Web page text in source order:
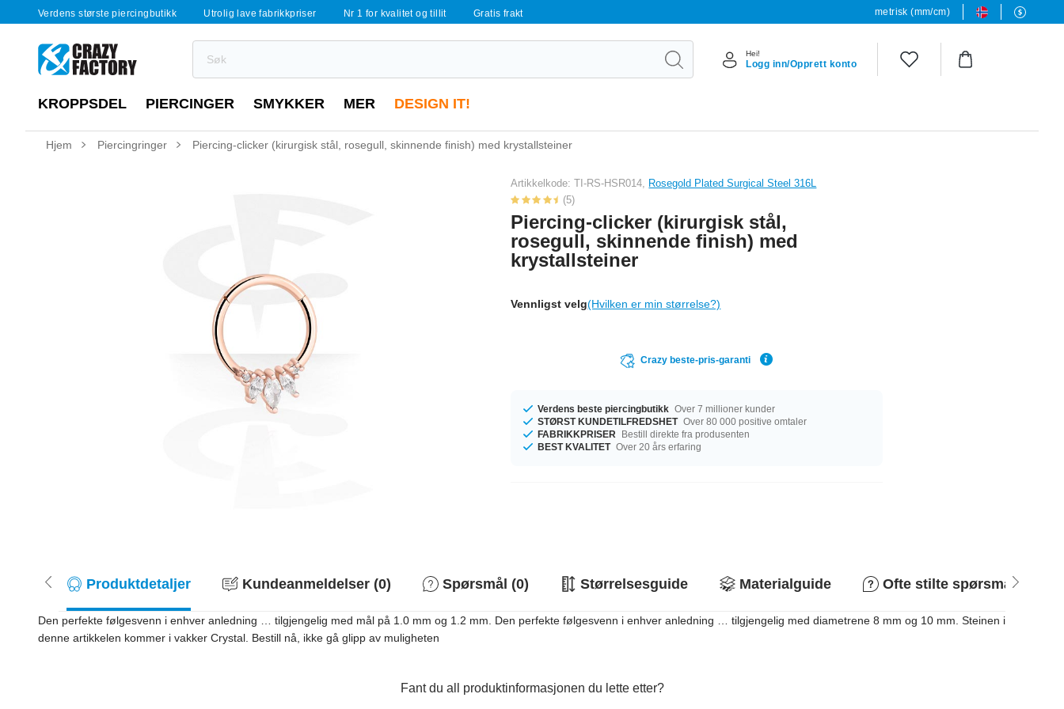
Verdens største piercingbutikk Utrolig lave fabrikkpriser Nr 1 for kvalitet og tillit Gratis frakt metrisk (mm/cm)
Hei!
Logg inn/Opprett konto
KROPPSDEL PIERCINGER SMYKKER MER DESIGN IT!
Hjem Piercingringer Piercing-clicker (kirurgisk stål, rosegull, skinnende finish) med krystallsteiner
Artikkelkode: TI-RS-HSR014, Rosegold Plated Surgical Steel 316L
(5)
Piercing-clicker (kirurgisk stål,
rosegull, skinnende finish) med
krystallsteiner
Vennligst velg(Hvilken er min størrelse?)
Crazy beste-pris-garanti
Verdens beste piercingbutikk Over 7 millioner kunder
STØRST KUNDETILFREDSHET Over 80 000 positive omtaler
FABRIKKPRISER
Bestill direkte fra produsenten
BEST KVALITET Over 20 års erfaring
Produktdetaljer Kundeanmeldelser (0) Spørsmål (0) Størrelsesguide Materialguide Ofte stilte spørsmål
Den perfekte følgesvenn i enhver anledning … tilgjengelig med mål på 1.0 mm og 1.2 mm. Den perfekte følgesvenn i enhver anledning … tilgjengelig med diametrene 8 mm og 10 mm. Steinen i
denne artikkelen kommer i vakker Crystal. Bestill nå, ikke gå glipp av muligheten
Fant du all produktinformasjonen du lette etter?